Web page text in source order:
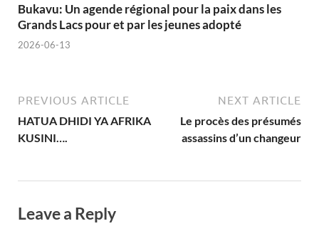
Bukavu: Un agende régional pour la paix dans les
Grands Lacs pour et par les jeunes adopté
2026-06-13
PREVIOUS ARTICLE
HATUA DHIDI YA AFRIKA
KUSINI….
NEXT ARTICLE
Le procès des présumés
assassins d’un changeur
Leave a Reply